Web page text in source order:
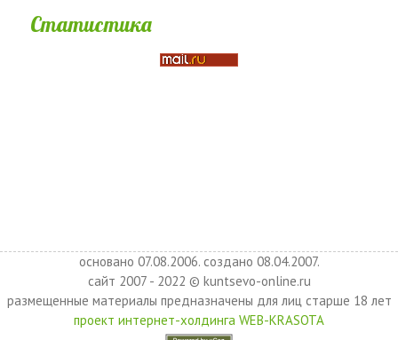
Статистика
основано 07.08.2006. создано 08.04.2007.
сайт 2007 - 2022 © kuntsevo-online.ru
размещенные материалы предназначены для лиц старше 18 лет
проект интернет-холдинга WEB-KRASOTA